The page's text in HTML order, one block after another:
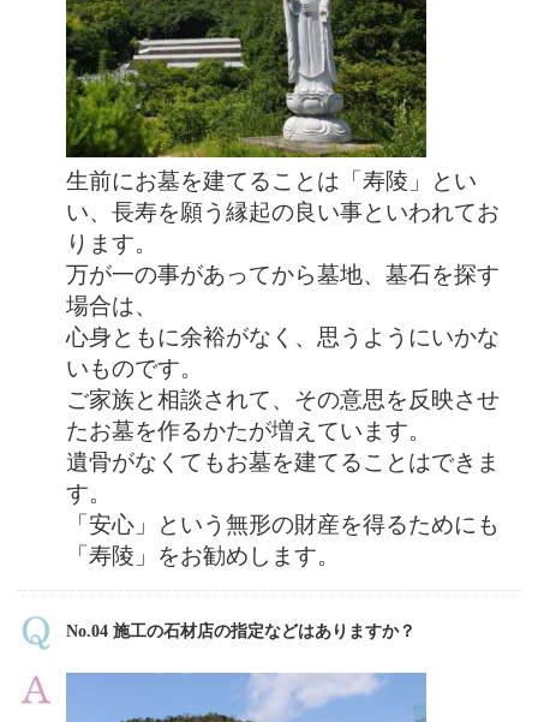
生前にお墓を建てることは「寿陵」とい
い、長寿を願う縁起の良い事といわれてお
ります。
万が一の事があってから墓地、墓石を探す
場合は、
心身ともに余裕がなく、思うようにいかな
いものです。
ご家族と相談されて、その意思を反映させ
たお墓を作るかたが増えています。
遺骨がなくてもお墓を建てることはできま
す。
「安心」という無形の財産を得るためにも
「寿陵」をお勧めします。
No.04 施工の石材店の指定などはありますか？